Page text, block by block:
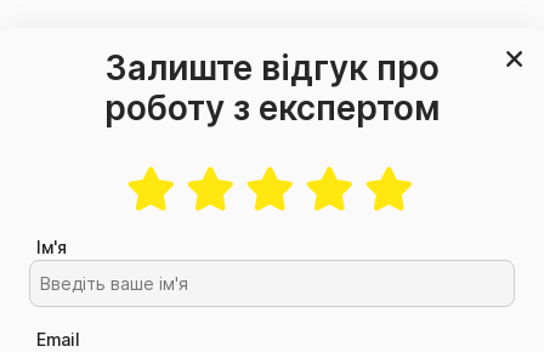
Залиште відгук про
роботу з експертом
Ім'я
Email